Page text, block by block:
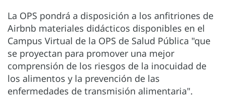
La OPS pondrá a disposición a los anfitriones de
Airbnb materiales didácticos disponibles en el
Campus Virtual de la OPS de Salud Pública "que
se proyectan para promover una mejor
comprensión de los riesgos de la inocuidad de
los alimentos y la prevención de las
enfermedades de transmisión alimentaria".